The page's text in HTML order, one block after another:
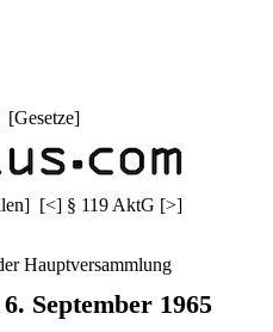
[Gesetze]
] [<] § 119 AktG [>]
Hauptversammlung
September 1965